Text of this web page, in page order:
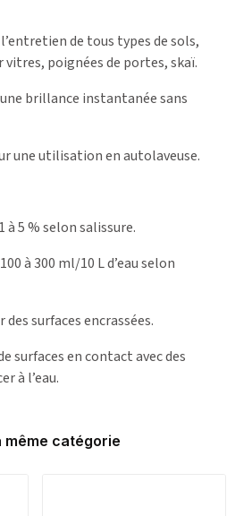
de tous types de sols,
poignées de portes, skaï.
brillance instantanée sans
une utilisation en autolaveuse.
à 5 % selon salissure.
à 300 ml/10 L d’eau selon
surfaces encrassées.
surfaces en contact avec des
à l’eau.
même catégorie